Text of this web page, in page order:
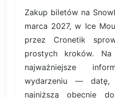
Zakup biletów na
marca 2027, w Ice
przez Cronetik
prostych kroków.
najważniejsze
wydarzeniu — datę,
najniższą obecnie